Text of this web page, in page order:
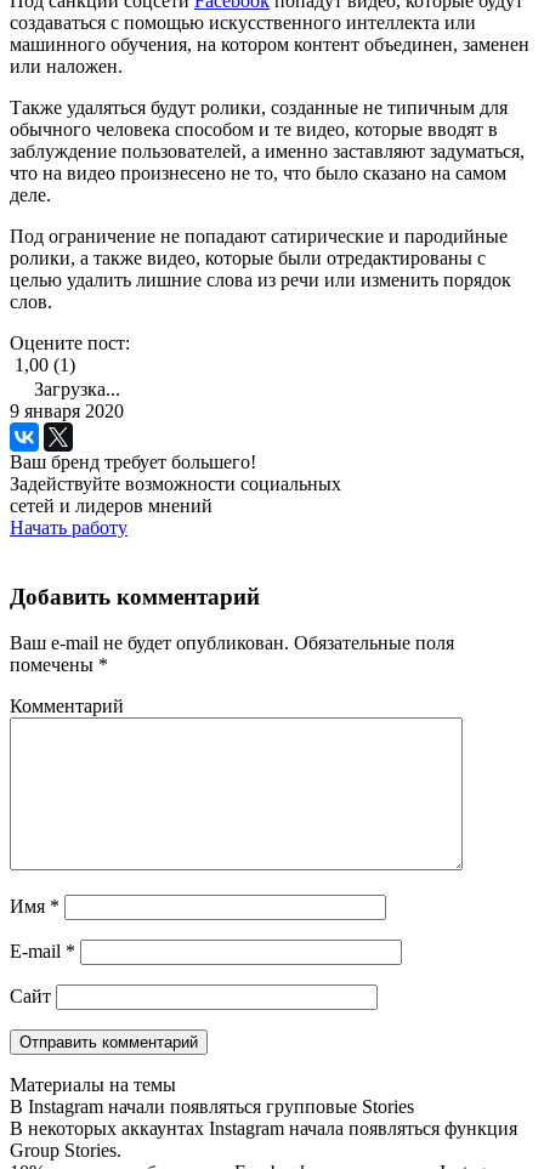
создаваться с помощью искусственного интеллекта или
машинного обучения, на котором контент объединен, заменен
или наложен.
Также удаляться будут ролики, созданные не типичным для
обычного человека способом и те видео, которые вводят в
заблуждение пользователей, а именно заставляют задуматься,
что на видео произнесено не то, что было сказано на самом
деле.
Под ограничение не попадают сатирические и пародийные
ролики, а также видео, которые были отредактированы с
целью удалить лишние слова из речи или изменить порядок
слов.
Оцените пост:
1,00 (1)
Загрузка...
9 января 2020
Ваш бренд требует большего!
Задействуйте возможности социальных
сетей и лидеров мнений
Начать работу
Добавить комментарий
Ваш e-mail не будет опубликован. Обязательные поля
помечены *
Комментарий
Имя *
E-mail *
Сайт
Материалы на темы
В Instagram начали появляться групповые Stories
В некоторых аккаунтах Instagram начала появляться функция
Group Stories.